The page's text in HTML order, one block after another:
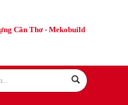
Cần Thơ- Mekobuild